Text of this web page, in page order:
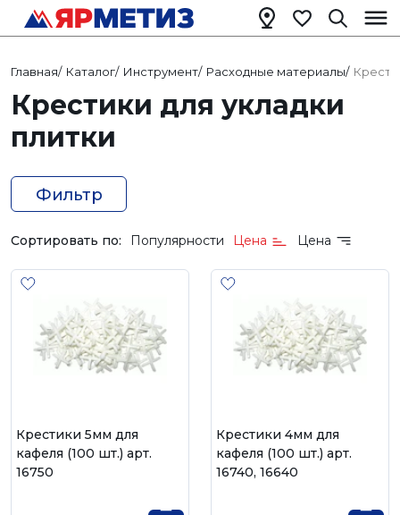
Главная/ Каталог/ Инструмент/ Расходные материалы/
Крестики для укладки
плитки
Фильтр
Сортировать по: Популярности Цена Цена
Крестики 5мм для
кафеля (100 шт.) арт.
16750
Крестики 4мм для
кафеля (100 шт.) арт.
16740, 16640